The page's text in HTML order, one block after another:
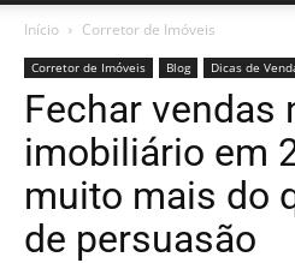
Início Corretor de Imóveis
Corretor de Imóveis Blog Dicas de
Fechar vendas
imobiliário em
muito mais do
de persuasão